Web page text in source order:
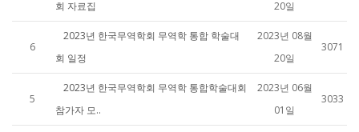
회 자료집
20일
6
2023년 한국무역학회 무역학 통합 학술대
회 일정
2023년 08월
20일
3071
5
2023년 한국무역학회 무역학 통합학술대회
참가자 모..
2023년 06월
01일
3033